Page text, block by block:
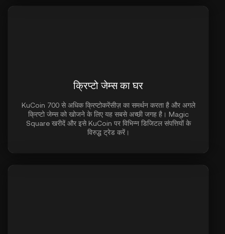
क्रिप्टो जेम्स का घर
KuCoin 700 से अधिक क्रिप्टोकरेंसीज़ का समर्थन करता है और अगले
क्रिप्टो जेम्स को खोजने के लिए यह सबसे अच्छी जगह है। Magic
Square खरीदें और इसे KuCoin पर विभिन्न डिजिटल संपत्तियों के
विरुद्ध ट्रेड करें।